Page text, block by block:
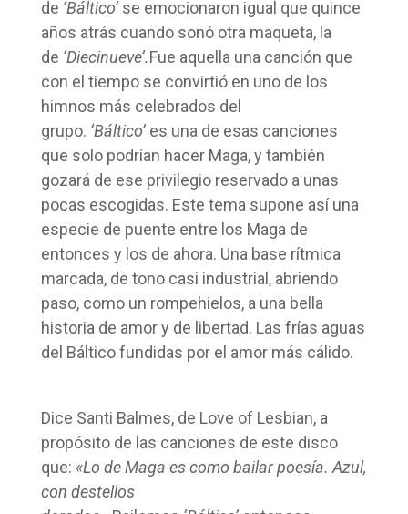
de ‘Báltico’se emocionaron igual que quince
años atrás cuando sonó otra maqueta, la
de ‘Diecinueve’.Fue aquella una canción que
con el tiempo se convirtió en uno de los
himnos más celebrados del
grupo. ‘Báltico’es una de esas canciones
que solo podrían hacer Maga, y también
gozará de ese privilegio reservado a unas
pocas escogidas. Este tema supone así una
especie de puente entre los Maga de
entonces y los de ahora. Una base rítmica
marcada, de tono casi industrial, abriendo
paso, como un rompehielos, a una bella
historia de amor y de libertad. Las frías aguas
del Báltico fundidas por el amor más cálido.
Dice Santi Balmes, de Love of Lesbian, a
propósito de las canciones de este disco
que: «Lo de Maga es como bailar poesía. Azul,
con destellos